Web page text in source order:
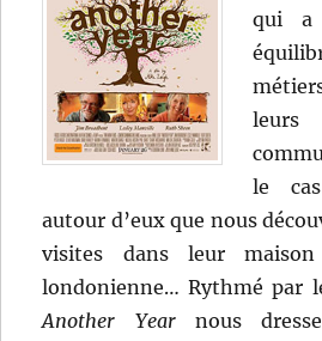
qui a
le
autour d’eux que nous
visites dans leur
londonienne… Rythmé par
Another Yearnous